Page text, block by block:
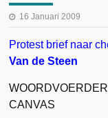
16 Januari 2009
Protest brief naar
Van de Steen
CANVAS